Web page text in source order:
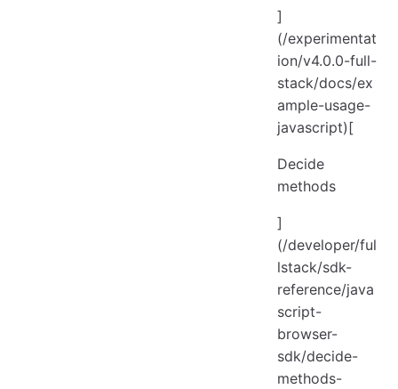
]
(/experimentat
ion/v4.0.0-full-
stack/docs/ex
ample-usage-
javascript)[
Decide
methods
]
(/developer/ful
lstack/sdk-
reference/java
script-
browser-
sdk/decide-
methods-